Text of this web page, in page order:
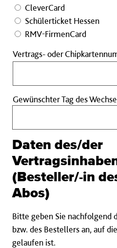
CleverCard
Schülerticket Hessen
RMV-FirmenCard
Vertrags- oder
Gewünschter Tag des
Daten des/der
(Besteller/-in
Abos)
Bitte geben Sie nachfolgend
bzw. des Bestellers an, auf
gelaufen ist.